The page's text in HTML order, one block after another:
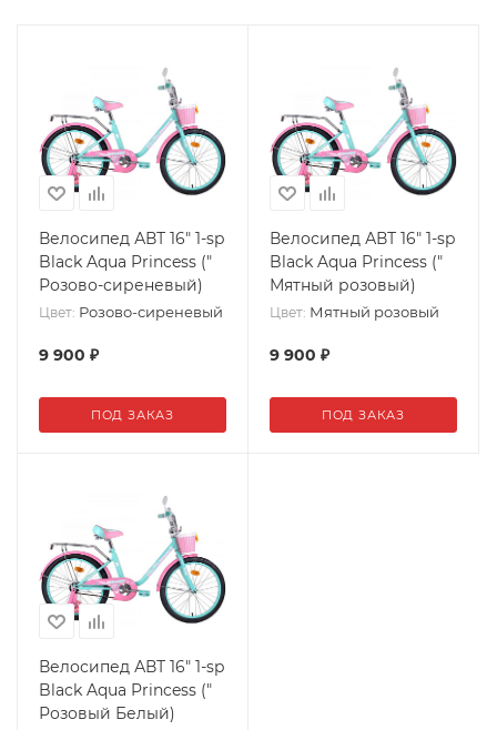
Велосипед АВТ 16" 1-sp
Black Aqua Princess ("
Розово-сиреневый)
Цвет: Розово-сиреневый
9 900 ₽
ПОД ЗАКАЗ
Велосипед АВТ 16" 1-sp
Black Aqua Princess ("
Мятный розовый)
Цвет: Мятный розовый
9 900 ₽
ПОД ЗАКАЗ
Велосипед АВТ 16" 1-sp
Black Aqua Princess ("
Розовый Белый)